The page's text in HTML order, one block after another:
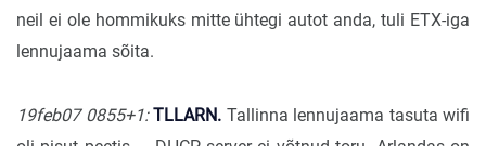
neil ei ole hommikuks mitte ühtegi autot anda, tuli ETX-iga
lennujaama sõita.
19feb07 0855+1: TLLARN. Tallinna lennujaama tasuta wifi